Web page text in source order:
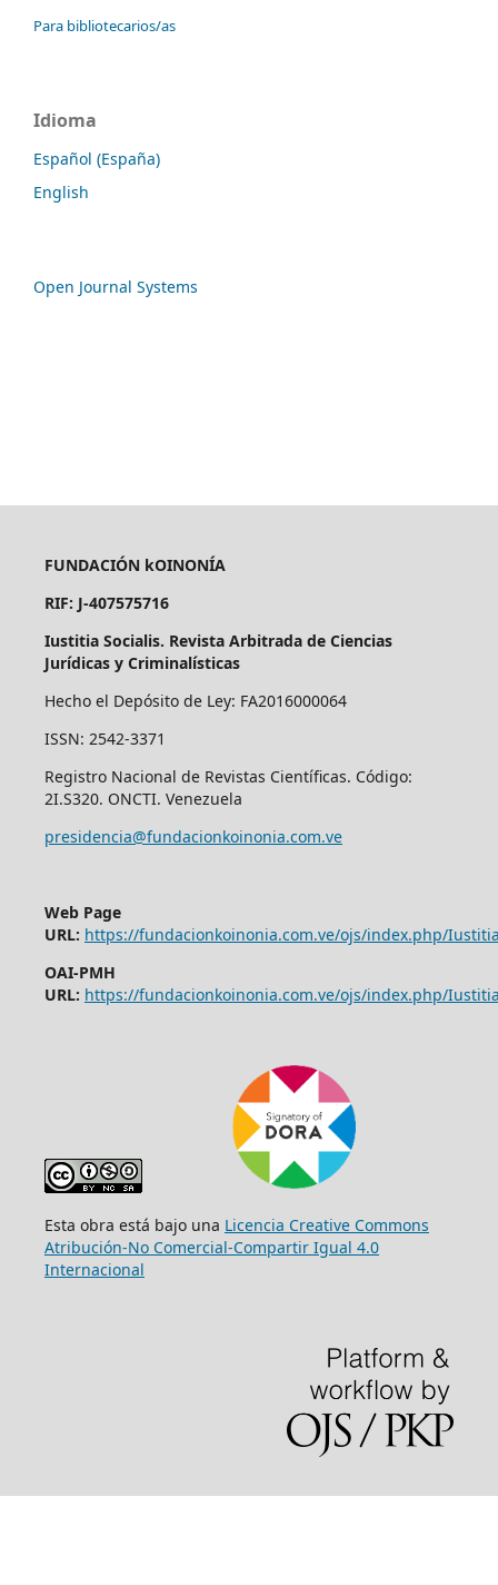
Para bibliotecarios/as
Idioma
Español (España)
English
Open Journal Systems
FUNDACIÓN kOINONÍA
RIF: J-407575716
Iustitia Socialis. Revista Arbitrada de Ciencias
Jurídicas y Criminalísticas
Hecho el Depósito de Ley: FA2016000064
ISSN: 2542-3371
Registro Nacional de Revistas Científicas. Código:
2I.S320. ONCTI. Venezuela
presidencia@fundacionkoinonia.com.ve
Web Page
URL: https://fundacionkoinonia.com.ve/ojs/index.php/
OAI-PMH
URL: https://fundacionkoinonia.com.ve/ojs/index.php/
Esta obra está bajo una Licencia Creative Commons
Atribución-No Comercial-Compartir Igual 4.0
Internacional